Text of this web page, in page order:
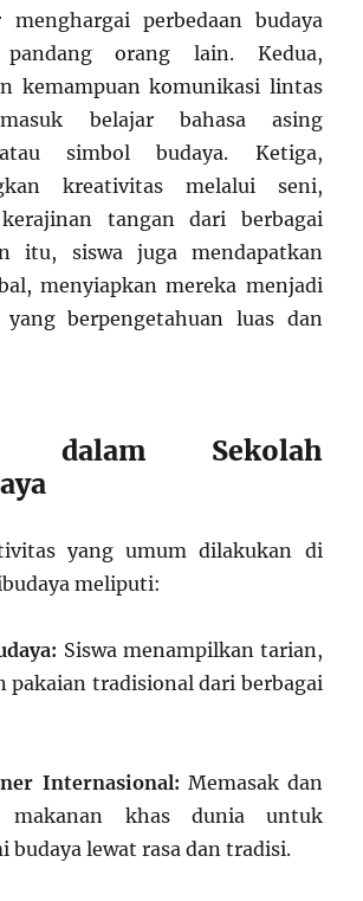
menghargai perbedaan budaya
orang lain. Kedua,
kemampuan komunikasi lintas
belajar bahasa asing
simbol budaya. Ketiga,
kreativitas melalui seni,
tangan dari berbagai
itu, siswa juga mendapatkan
menyiapkan mereka menjadi
berpengetahuan luas dan
dalam Sekolah
yang umum dilakukan di
meliputi:
Siswa menampilkan tarian,
pakaian tradisional dari berbagai
Internasional: Memasak dan
makanan khas dunia untuk
budaya lewat rasa dan tradisi.